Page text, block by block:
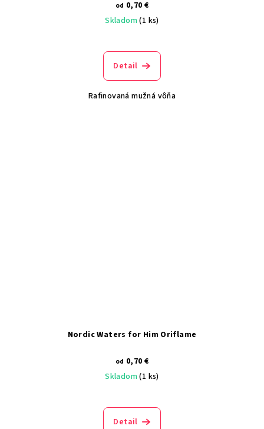
od 0,70 €
Skladom(1 ks)
Detail
Rafinovaná mužná vôňa
Nordic Waters for Him Oriflame
od 0,70 €
Skladom(1 ks)
Detail